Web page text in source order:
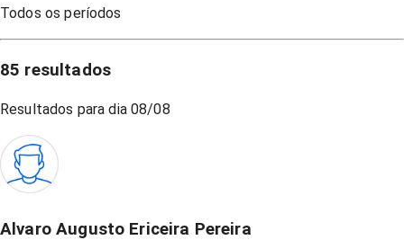
Todos os períodos
85 resultados
Resultados para dia08/08
Alvaro Augusto Ericeira Pereira